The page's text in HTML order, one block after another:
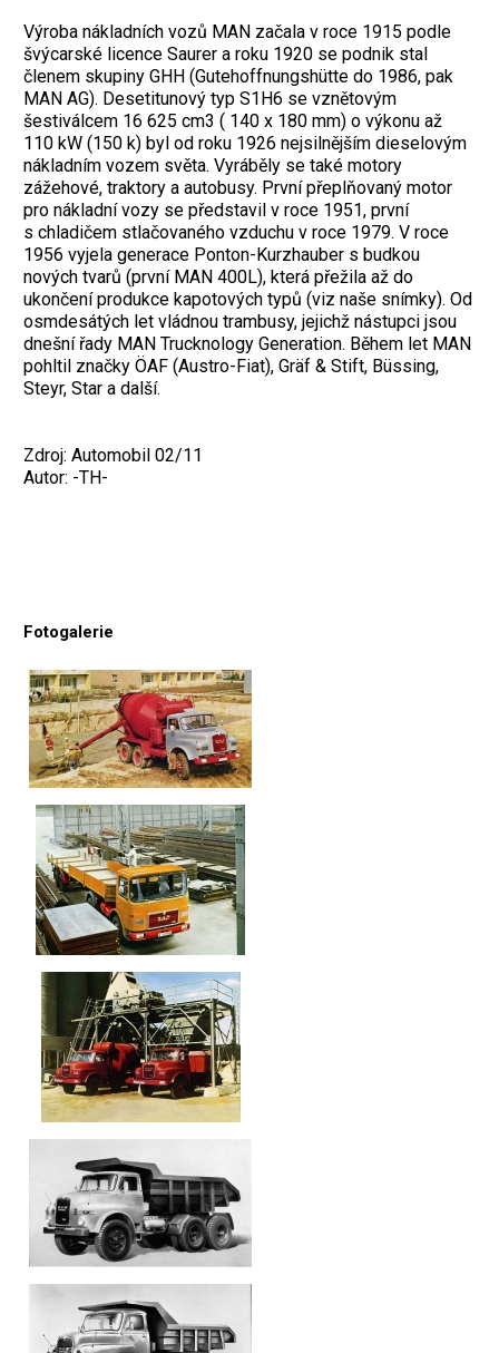
Výroba nákladních vozů MAN začala v roce 1915 podle
švýcarské licence Saurer a roku 1920 se podnik stal
členem skupiny GHH (Gutehoffnungshütte do 1986, pak
MAN AG). Desetitunový typ S1H6 se vznětovým
šestiválcem 16 625 cm3 ( 140 x 180 mm) o výkonu až
110 kW (150 k) byl od roku 1926 nejsilnějším dieselovým
nákladním vozem světa. Vyráběly se také motory
zážehové, traktory a autobusy. První přeplňovaný motor
pro nákladní vozy se představil v roce 1951, první
s chladičem stlačovaného vzduchu v roce 1979. V roce
1956 vyjela generace Ponton-Kurzhauber s budkou
nových tvarů (první MAN 400L), která přežila až do
ukončení produkce kapotových typů (viz naše snímky). Od
osmdesátých let vládnou trambusy, jejichž nástupci jsou
dnešní řady MAN Trucknology Generation. Během let MAN
pohltil značky ÖAF (Austro-Fiat), Gräf & Stift, Büssing,
Steyr, Star a další.
Zdroj: Automobil 02/11
Autor: -TH-
Fotogalerie